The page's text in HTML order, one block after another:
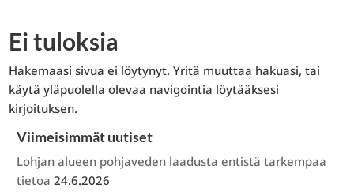
Ei tuloksia
Hakemaasi sivua ei löytynyt. Yritä muuttaa hakuasi, tai
käytä yläpuolella olevaa navigointia löytääksesi
kirjoituksen.
Viimeisimmät uutiset
Lohjan alueen pohjaveden laadusta entistä tarkempaa
tietoa 24.6.2026